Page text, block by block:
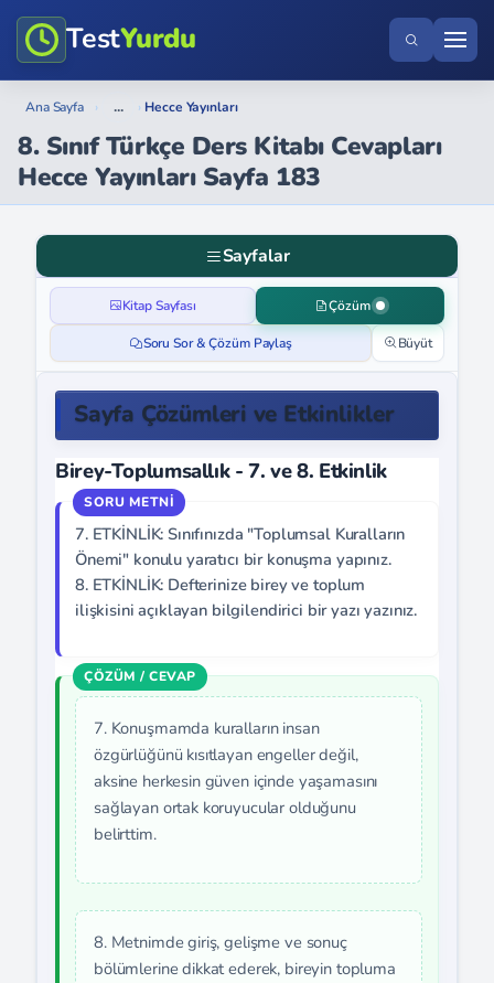
TestYurdu
Ana Sayfa › ... › Hecce Yayınları
8. Sınıf Türkçe Ders Kitabı Cevapları
Hecce Yayınları Sayfa 183
Sayfalar
Kitap Sayfası Çözüm
Soru Sor & Çözüm Paylaş Büyüt
Sayfa Çözümleri ve Etkinlikler
Birey-Toplumsallık - 7. ve 8. Etkinlik
7. ETKİNLİK: Sınıfınızda "Toplumsal Kuralların
Önemi" konulu yaratıcı bir konuşma yapınız.
8. ETKİNLİK: Defterinize birey ve toplum
ilişkisini açıklayan bilgilendirici bir yazı yazınız.
7. Konuşmamda kuralların insan
özgürlüğünü kısıtlayan engeller değil,
aksine herkesin güven içinde yaşamasını
sağlayan ortak koruyucular olduğunu
belirttim.
8. Metnimde giriş, gelişme ve sonuç
bölümlerine dikkat ederek, bireyin topluma